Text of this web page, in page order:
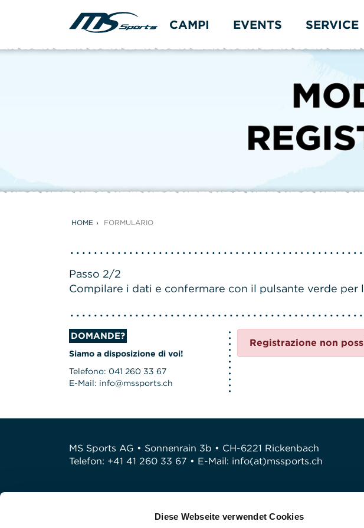
Diese Webseite verwendet Cookies
CAMPI EVENTS SERVICE
HOME FORMULARIO
Passo 2/2
Compilare i dati e confermare con il pulsante verde per
Registrazione non
DOMANDE?
Siamo a disposizione di voi!
Telefono: 041 260 33 67
E-Mail: info@mssports.ch
MS Sports AG • Sonnenrain 3b • CH-6221 Rickenbach
Telefon: +41 41 260 33 67 • E-Mail: info(at)mssports.ch